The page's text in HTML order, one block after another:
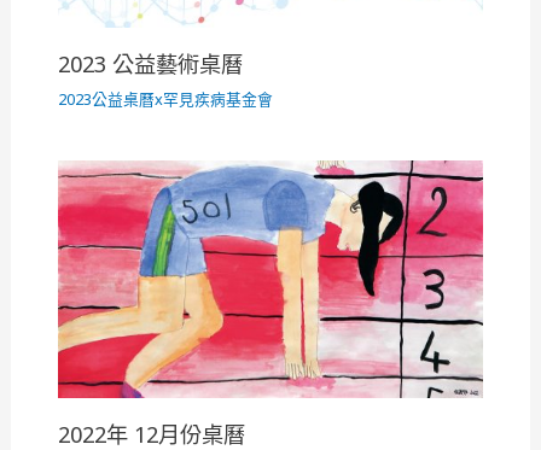
2023 公益藝術桌曆
2023公益桌曆x罕見疾病基金會
2022年 12月份桌曆